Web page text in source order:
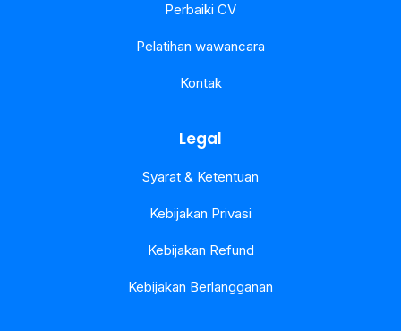
Perbaiki CV
Pelatihan wawancara
Kontak
Legal
Syarat & Ketentuan
Kebijakan Privasi
Kebijakan Refund
Kebijakan Berlangganan